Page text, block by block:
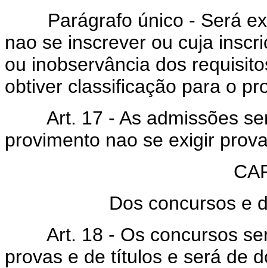
Parágrafo único - Será
nao se inscrever ou cuja
ou inobservância dos
obtiver classificação para o
Art. 17 - As admissões
provimento nao se exigir
Dos concursos e
Art. 18 - Os concursos
provas e de títulos e será de